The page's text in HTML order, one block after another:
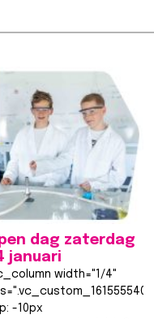
dag zaterdag
januari
width="1/4"
-10px